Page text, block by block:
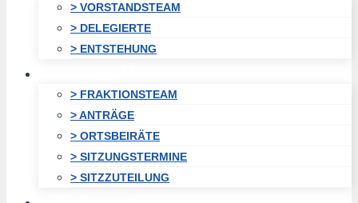
> VORSTANDSTEAM
> DELEGIERTE
> ENTSTEHUNG
> FRAKTIONSTEAM
> ANTRÄGE
> ORTSBEIRÄTE
> SITZUNGSTERMINE
> SITZZUTEILUNG